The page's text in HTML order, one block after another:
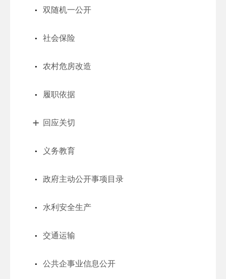
双随机一公开
社会保险
农村危房改造
履职依据
回应关切
义务教育
政府主动公开事项目录
水利安全生产
交通运输
公共企事业信息公开